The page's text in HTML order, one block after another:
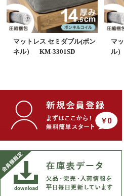
マットレス セミダブル(ボン
ネル） KM-3301SD
マ
ル